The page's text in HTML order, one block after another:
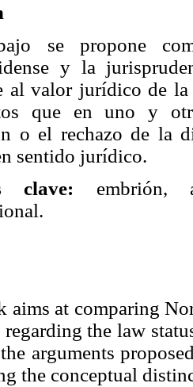
se propone
y la
al valor jurídico de
que en uno y
o el rechazo de la
sentido jurídico.
clave: embrión,
aims at comparing
regarding the law
arguments
the conceptual